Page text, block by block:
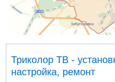
Триколор ТВ -
настройка, ремонт